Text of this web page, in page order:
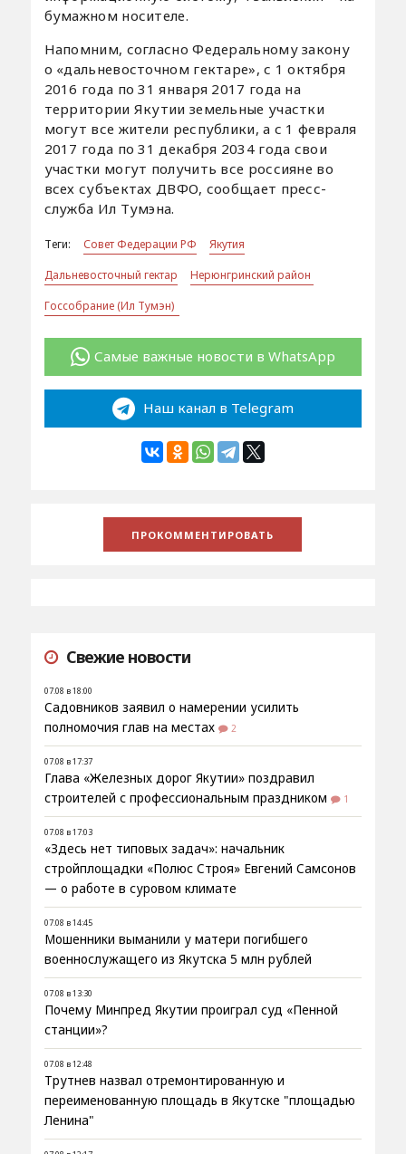
бумажном носителе.
Напомним, согласно Федеральному закону
о «дальневосточном гектаре», с 1 октября
2016 года по 31 января 2017 года на
территории Якутии земельные участки
могут все жители республики, а с 1 февраля
2017 года по 31 декабря 2034 года свои
участки могут получить все россияне во
всех субъектах ДВФО, сообщает пресс-
служба Ил Тумэна.
Теги: Совет Федерации РФ
Якутия
Дальневосточный гектар
Нерюнгринский район
Госсобрание (Ил Тумэн)
Самые важные новости в WhatsApp
Наш канал в Telegram
Свежие новости
07.08 в 18:00
Садовников заявил о намерении усилить
полномочия глав на местах
2
07.08 в 17:37
Глава «Железных дорог Якутии» поздравил
строителей с профессиональным праздником
1
07.08 в 17:03
«Здесь нет типовых задач»: начальник
стройплощадки «Полюс Строя» Евгений Самсонов
— о работе в суровом климате
07.08 в 14:45
Мошенники выманили у матери погибшего
военнослужащего из Якутска 5 млн рублей
07.08 в 13:30
Почему Минпред Якутии проиграл суд «Пенной
станции»?
07.08 в 12:48
Трутнев назвал отремонтированную и
переименованную площадь в Якутске "площадью
Ленина"